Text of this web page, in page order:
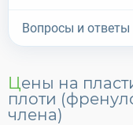
Вопросы и ответы
Цены на пластику уздечки крайней
плоти
члена)